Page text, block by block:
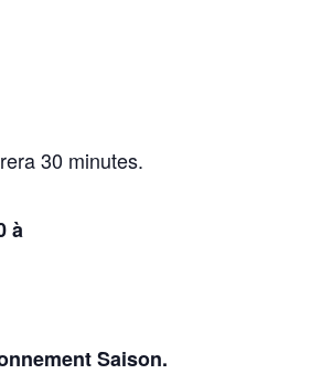
30 minutes.
à
Saison.